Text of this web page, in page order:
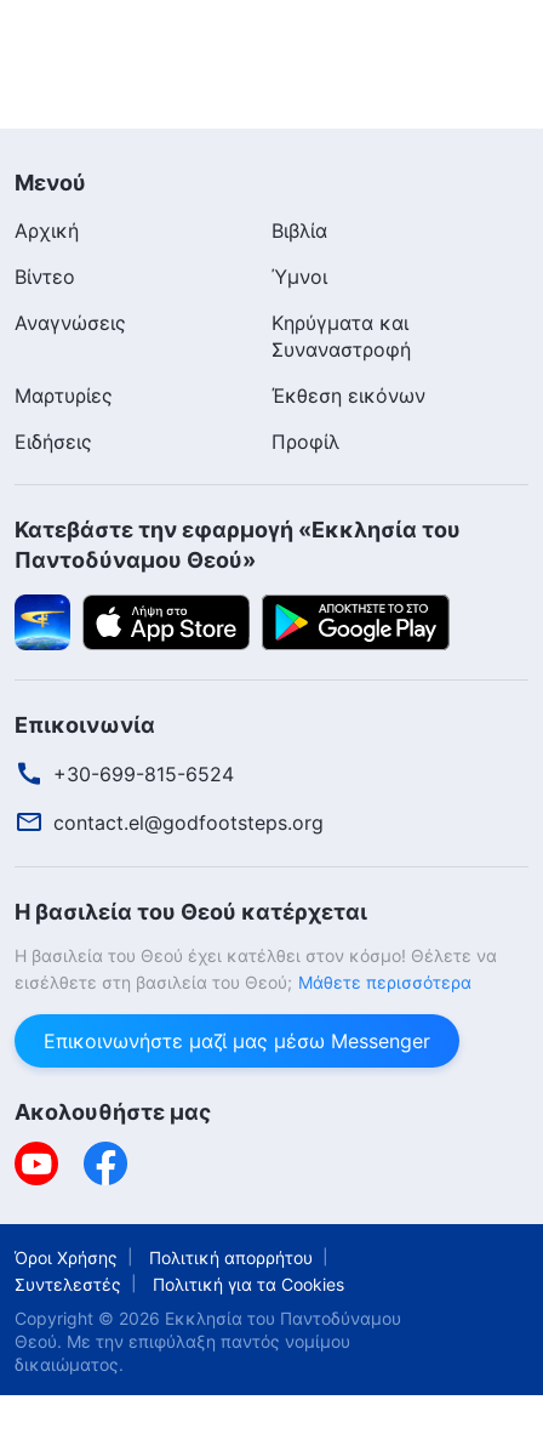
Μενού
Αρχική
Βιβλία
Βίντεο
Ύμνοι
Αναγνώσεις
Κηρύγματα και
Συναναστροφή
Μαρτυρίες
Έκθεση εικόνων
Ειδήσεις
Προφίλ
Κατεβάστε την εφαρμογή «Εκκλησία του
Παντοδύναμου Θεού»
Επικοινωνία
+30-699-815-6524
contact.el@godfootsteps.org
Η βασιλεία του Θεού κατέρχεται
Η βασιλεία του Θεού έχει κατέλθει στον κόσμο! Θέλετε να
εισέλθετε στη βασιλεία του Θεού; Μάθετε περισσότερα
Επικοινωνήστε μαζί μας μέσω Messenger
Ακολουθήστε μας
Όροι Χρήσης
Πολιτική απορρήτου
Συντελεστές
Πολιτική για τα Cookies
Copyright © 2026 Εκκλησία του Παντοδύναμου
Θεού. Με την επιφύλαξη παντός νομίμου
δικαιώματος.